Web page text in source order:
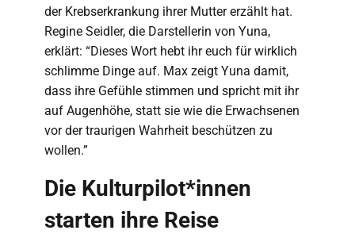
der Krebserkrankung ihrer Mutter erzählt hat.
Regine Seidler, die Darstellerin von Yuna,
erklärt: “Dieses Wort hebt ihr euch für wirklich
schlimme Dinge auf. Max zeigt Yuna damit,
dass ihre Gefühle stimmen und spricht mit ihr
auf Augenhöhe, statt sie wie die Erwachsenen
vor der traurigen Wahrheit beschützen zu
wollen.”
Die Kulturpilot*innen
starten ihre Reise